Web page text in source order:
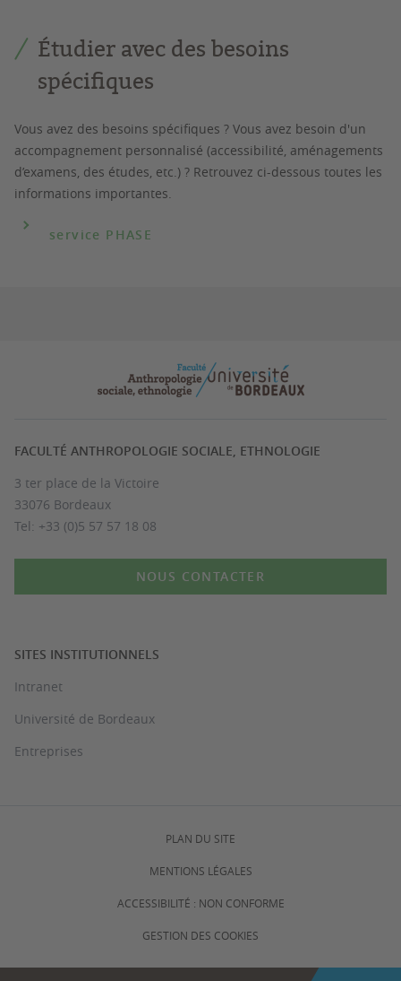
Étudier avec des besoins
spécifiques
Vous avez des besoins spécifiques ? Vous avez besoin d'un
accompagnement personnalisé (accessibilité, aménagements
d’examens, des études, etc.) ? Retrouvez ci-dessous toutes les
informations importantes.
service PHASE
FACULTÉ ANTHROPOLOGIE SOCIALE, ETHNOLOGIE
3 ter place de la Victoire
33076 Bordeaux
Tel: +33 (0)5 57 57 18 08
NOUS CONTACTER
SITES INSTITUTIONNELS
Intranet
Université de Bordeaux
Entreprises
PLAN DU SITE
MENTIONS LÉGALES
ACCESSIBILITÉ : NON CONFORME
GESTION DES COOKIES